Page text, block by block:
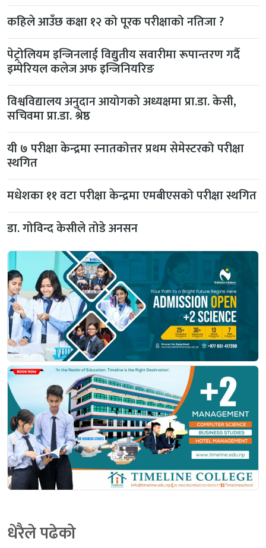
कहिले आउँछ कक्षा १२ को पूरक परीक्षाको नतिजा ?
पेट्रोलियम इन्जिनलाई विद्युतीय सवारीमा रूपान्तरण गर्दै
इम्पेरियल कलेज अफ इन्जिनियरिङ
विश्वविद्यालय अनुदान आयोगको अध्यक्षमा प्रा.डा. केसी,
सचिवमा प्रा.डा. श्रेष्ठ
यी ७ परीक्षा केन्द्रमा स्नातकोत्तर प्रथम सेमेस्टरको परीक्षा
स्थगित
मधेशका ११ वटा परीक्षा केन्द्रमा एमबीएसको परीक्षा स्थगित
डा. गोविन्द केसीले तोडे अनसन
धेरैले पढेको